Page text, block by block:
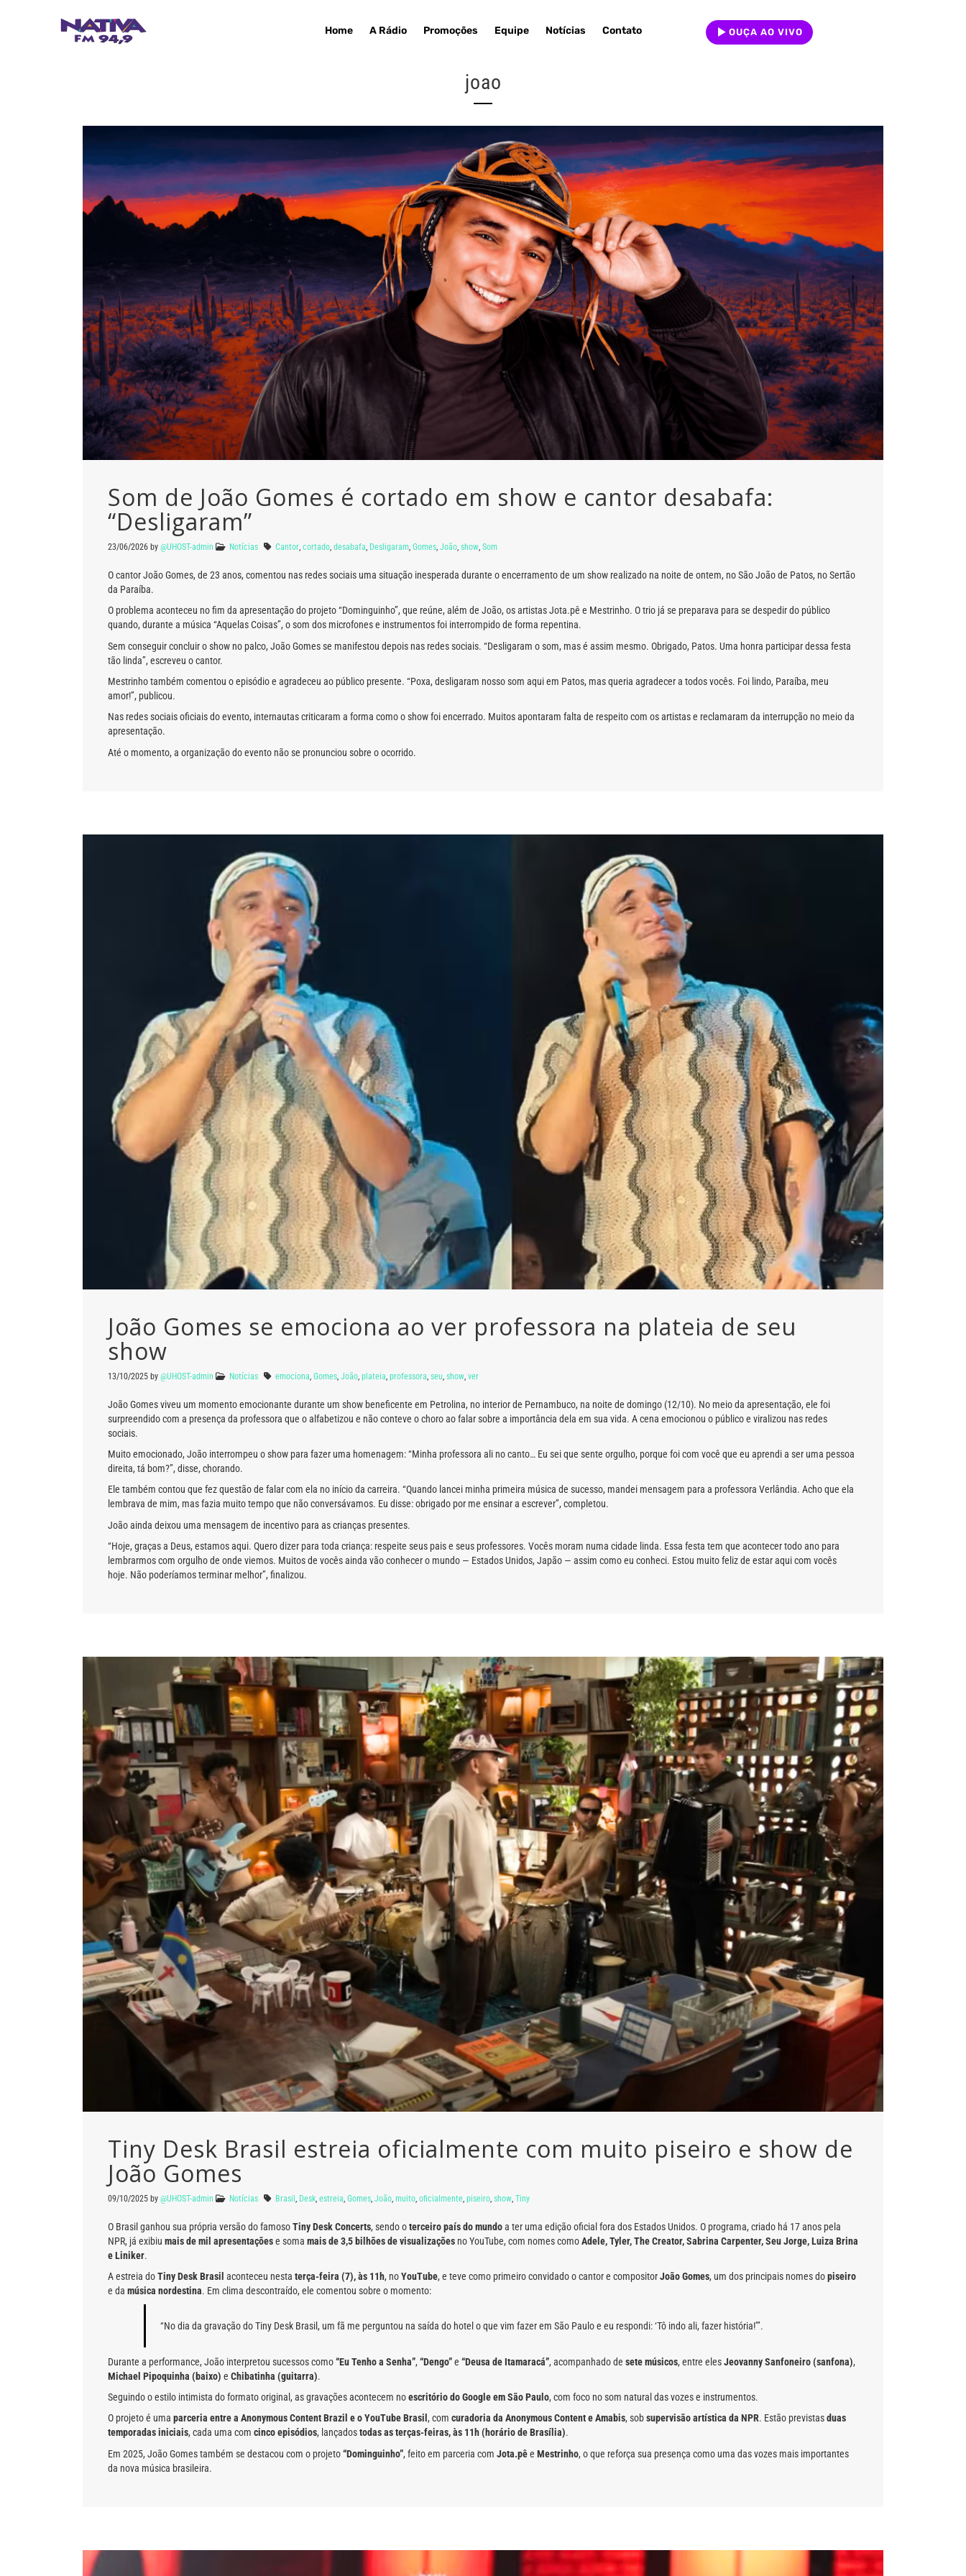
Home A Rádio Promoções Equipe Notícias Contato OUÇA AO VIVO
joao
Som de João Gomes é cortado em show e cantor desabafa:
“Desligaram”
23/06/2026 by @UHOST-admin Notícias Cantor, cortado, desabafa, Desligaram, Gomes, João, show, Som
O cantor João Gomes, de 23 anos, comentou nas redes sociais uma situação inesperada durante o encerramento de um show realizado na noite de ontem, noSão João de Patos, no Sertão
da Paraíba.
O problema aconteceu no fim da apresentação do projeto “Dominguinho”, que reúne, além de João, os artistasJota.pê e Mestrinho. O trio já se preparava para se despedir do público
quando, durante a música “Aquelas Coisas”, o som dos microfones e instrumentos foi interrompido de forma repentina.
Sem conseguir concluir o show no palco, João Gomes se manifestou depois nas redes sociais. “Desligaram o som, mas é assim mesmo. Obrigado, Patos. Uma honra participar dessa festa
tão linda”, escreveu o cantor.
Mestrinho também comentou o episódio e agradeceu ao público presente. “Poxa, desligaram nosso som aqui em Patos, mas queria agradecer a todos vocês. Foi lindo, Paraíba, meu
amor!”, publicou.
Nas redes sociais oficiais do evento, internautas criticaram a forma como o show foi encerrado. Muitos apontaram falta de respeito com os artistas e reclamaram da interrupção no meio da
apresentação.
Até o momento, a organização do evento não se pronunciou sobre o ocorrido.
João Gomes se emociona ao ver professora na plateia de seu
show
13/10/2025 by @UHOST-admin Notícias emociona Gomes João plateia professora seu show ver
João Gomes viveu um momento emocionante durante um show beneficente em Petrolina, no interior de Pernambuco, na noite de domingo (12/10). No meio da apresentação, ele foi
surpreendido com a presença da professora que o alfabetizou e não conteve o choro ao falar sobre a importância dela em sua vida. A cena emocionou o público e viralizou nas redes
sociais.
Muito emocionado, João interrompeu o show para fazer uma homenagem: “Minha professora ali no canto… Eu sei que sente orgulho, porque foi com você que eu aprendi a ser uma pessoa
direita, tá bom?”, disse, chorando.
Ele também contou que fez questão de falar com ela no início da carreira. “Quando lancei minha primeira música de sucesso, mandei mensagem para a professora Verlândia. Acho que ela
lembrava de mim, mas fazia muito tempo que não conversávamos. Eu disse: obrigado por me ensinar a escrever”, completou.
João ainda deixou uma mensagem de incentivo para as crianças presentes.
“Hoje, graças a Deus, estamos aqui. Quero dizer para toda criança: respeite seus pais e seus professores. Vocês moram numa cidade linda. Essa festa tem que acontecer todo ano para
lembrarmos com orgulho de onde viemos. Muitos de vocês ainda vão conhecer o mundo — Estados Unidos, Japão — assim como eu conheci. Estou muito feliz de estar aqui com vocês
hoje. Não poderíamos terminar melhor”, finalizou.
Tiny Desk Brasil estreia oficialmente com muito piseiro e show de
João Gomes
09/10/2025 by @UHOST-admin Notícias Brasil Desk estreia Gomes João muito oficialmente piseiro show Tiny
O Brasil ganhou sua própria versão do famosoTiny Desk Concerts, sendo oterceiro país do mundoa ter uma edição oficial fora dos Estados Unidos. O programa, criado há 17 anos pela
NPR, já exibiu mais de mil apresentaçõese soma mais de 3,5 bilhões de visualizações no YouTube, com nomes comoAdele, Tyler, The Creator, Sabrina Carpenter, Seu Jorge, Luiza Brina
e Liniker.
A estreia doTiny Desk Brasil aconteceu nesta terça-feira (7), às 11h, noYouTube, e teve como primeiro convidado o cantor e compositorJoão Gomes, um dos principais nomes dopiseiro
e da música nordestina. Em clima descontraído, ele comentou sobre o momento:
“No dia da gravação do Tiny Desk Brasil, um fã me perguntou na saída do hotel o que vim fazer em São Paulo e eu respondi: ‘Tô indo ali, fazer história!’”.
Durante a performance, João interpretou sucessos como“Eu Tenho a Senha”, “Dengo”e “Deusa de Itamaracá”, acompanhado de sete músicos, entre elesJeovanny Sanfoneiro (sanfona),
Michael Pipoquinha (baixo) e Chibatinha (guitarra).
Seguindo o estilo intimista do formato original, as gravações acontecem noescritório do Google em São Paulo, com foco no som natural das vozes e instrumentos.
O projeto é uma parceria entre a Anonymous Content Brazil e o YouTube Brasil , com curadoria da Anonymous Content e Amabis, sobsupervisão artística da NPR. Estão previstasduas
temporadas iniciais, cada uma com cinco episódios, lançadostodas as terças-feiras, às 11h (horário de Brasília).
Em 2025, João Gomes também se destacou com o projeto“Dominguinho”, feito em parceria com Jota.pêe Mestrinho, o que reforça sua presença como uma das vozes mais importantes
da nova música brasileira.